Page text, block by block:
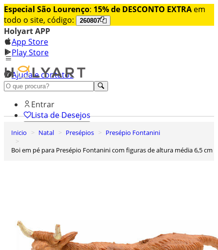
Especial São Lourenço: 15% de DESCONTO EXTRA em
todo o site, código:
260807
Holyart APP
App Store
Play Store
Ajuda e contatos
Conheça premium
Entrar
Lista de Desejos
Inicio Natal Presépios
Presépio Fontanini
Boi em pé para Presépio Fontanini com figuras de altura média 6,5 cm